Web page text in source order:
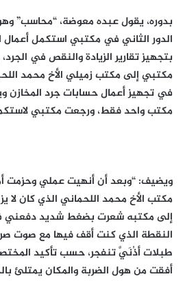
بدوره، يقول عبده معوضة، “محاسب”
الدور الثاني في مكتبي استكمل أعمال
بتجهيز تقارير الزيادة والنقص في
مكتبي إلى مكتب زميلي الأخ محمد
في تجهيز أعمال حسابات جرد
مكتب واحد فقط، ورجعت مكتبي
ويضيف: “وبعد أن أنهيت عملي وحزمت
مكتب الأخ محمد اللحماني الذي كان لا
إلى مكتبه شعرت بضغط شديد دفعني
النقطة الذي كنت أقف فيها مع صوت
طبلات أذُنَيَّ تنفجر، حسب تأكيد
أفقت من هول الضربة والمكان يمتلئ